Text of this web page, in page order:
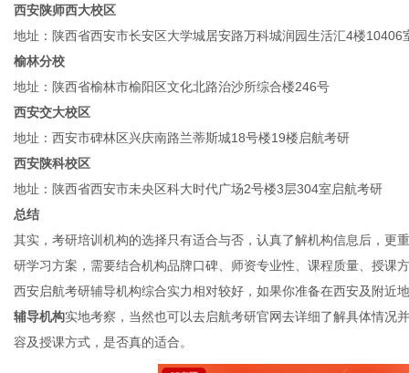
西安陕师西大校区
地址：陕西省西安市长安区大学城居安路万科城润园生活汇4楼10406
榆林分校
地址：陕西省榆林市榆阳区文化北路治沙所综合楼246号
西安交大校区
地址：西安市碑林区兴庆南路兰蒂斯城18号楼19楼启航考研
西安陕科校区
地址：陕西省西安市未央区科大时代广场2号楼3层304室启航考研
总结
其实，考研培训机构的选择只有适合与否，认真了解机构信息后，更
研学习方案，需要结合机构品牌口碑、师资专业性、课程质量、授课
西安启航考研辅导机构综合实力相对较好，如果你准备在西安及附近
辅导机构实地考察，当然也可以去启航考研官网去详细了解具体情况
容及授课方式，是否真的适合。